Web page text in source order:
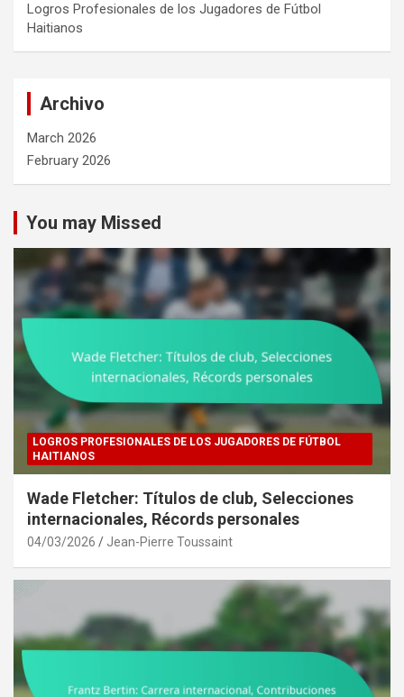
Logros Profesionales de los Jugadores de Fútbol
Haitianos
Archivo
March 2026
February 2026
You may Missed
LOGROS PROFESIONALES DE LOS JUGADORES DE FÚTBOL
HAITIANOS
Wade Fletcher: Títulos de club, Selecciones
internacionales, Récords personales
04/03/2026 Jean-Pierre Toussaint